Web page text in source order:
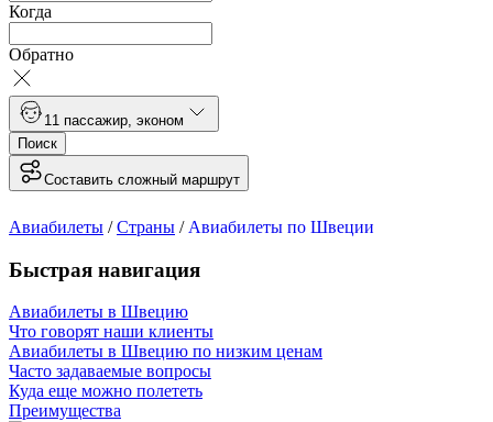
Когда
Обратно
1 1 пассажир эконом
Поиск
Составить сложный маршрут
Авиабилеты /Страны / Авиабилеты по Швеции
Быстрая навигация
Авиабилеты в Швецию
Что говорят наши клиенты
Авиабилеты в Швецию по низким ценам
Часто задаваемые вопросы
Куда еще можно полететь
Преимущества